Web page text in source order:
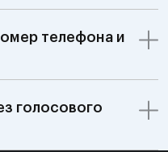
телефона и
голосового